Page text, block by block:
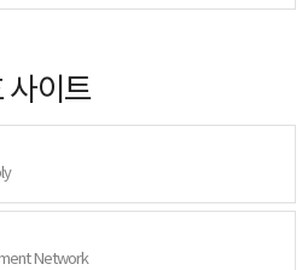
사이트
Network